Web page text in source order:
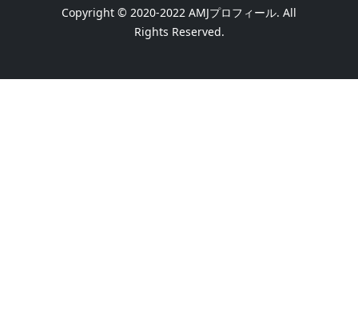
Copyright © 2020-2022 AMJプロフィール. All
Rights Reserved.